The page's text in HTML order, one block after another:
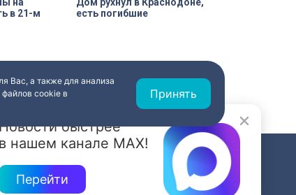
на
в 21-м
Дом рухнул в Краснодоне,
есть погибшие
быстрее
в нашем канале MAX!
Перейти
Вас, а также для анализа
файлов cookie в
Принять